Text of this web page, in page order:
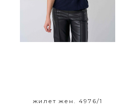
Размерный ряд
42 44 48 50 52
жилет жен. 4976/1